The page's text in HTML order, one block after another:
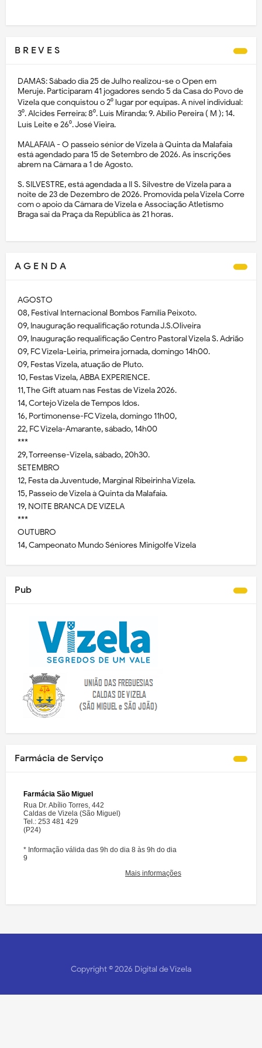
B R E V E S
DAMAS: Sábado dia 25 de Julho realizou-se o Open em
Meruje. Participaram 41 jogadores sendo 5 da Casa do Povo de
Vizela que conquistou o 2⁰ lugar por equipas. A nível individual:
3⁰. Alcides Ferreira; 8⁰. Luís Miranda; 9. Abílio Pereira ( M ); 14.
Luís Leite e 26⁰. José Vieira.
MALAFAIA - O passeio sénior de Vizela à Quinta da Malafaia
está agendado para 15 de Setembro de 2026. As inscrições
abrem na Câmara a 1 de Agosto.
S. SILVESTRE, está agendada a II S. Silvestre de Vizela para a
noite de 23 de Dezembro de 2026. Promovida pela Vizela Corre
com o apoio da Câmara de Vizela e Associação Atletismo
Braga sai da Praça da República às 21 horas.
A G E N D A
AGOSTO
08, Festival Internacional Bombos Família Peixoto.
09, Inauguração requalificação rotunda J.S.Oliveira
09, Inauguração requalificação Centro Pastoral Vizela S. Adrião
09, FC Vizela-Leiria, primeira jornada, domingo 14h00.
09, Festas Vizela, atuação de Pluto.
10, Festas Vizela, ABBA EXPERIENCE.
11, The Gift atuam nas Festas de Vizela 2026.
14, Cortejo Vizela de Tempos Idos.
16, Portimonense-FC Vizela, domingo 11h00,
22, FC Vizela-Amarante, sábado, 14h00
***
29, Torreense-Vizela, sábado, 20h30.
SETEMBRO
12, Festa da Juventude, Marginal Ribeirinha Vizela.
15, Passeio de Vizela à Quinta da Malafaia.
19, NOITE BRANCA DE VIZELA
***
OUTUBRO
14, Campeonato Mundo Séniores Minigolfe Vizela
Pub
Farmácia de Serviço
Copyright ©2026 Digital de Vizela